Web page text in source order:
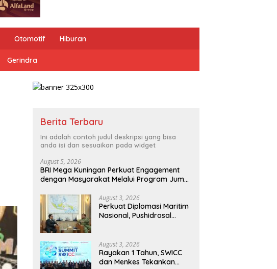
Otomotif Hiburan
Gerindra
Berita Terbaru
Ini adalah contoh judul deskripsi yang bisa
anda isi dan sesuaikan pada widget
August 5, 2026
BRI Mega Kuningan Perkuat Engagement
dengan Masyarakat Melalui Program Jumat
August 3, 2026
Perkuat Diplomasi Maritim
Nasional, Pushidrosal
August 3, 2026
Rayakan 1 Tahun, SWICC
dan Menkes Tekankan